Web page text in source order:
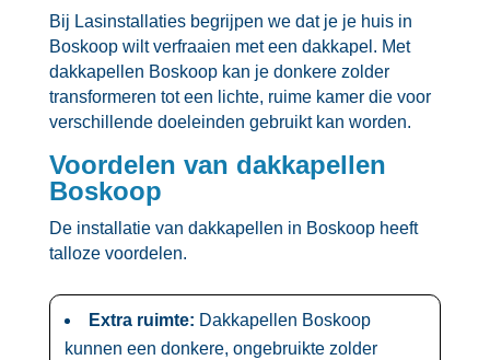
Bij Lasinstallaties begrijpen we dat je je huis in
Boskoop wilt verfraaien met een dakkapel.​ Met
dakkapellen Boskoop kan je donkere zolder
transformeren tot een lichte, ruime kamer die voor
verschillende doeleinden gebruikt kan worden.​
Voordelen van dakkapellen
Boskoop
De installatie van dakkapellen in Boskoop heeft
talloze voordelen.​
Extra ruimte: Dakkapellen Boskoop
kunnen een donkere, ongebruikte zolder